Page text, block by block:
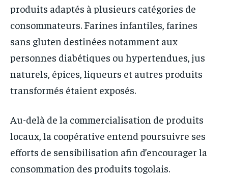
produits adaptés à plusieurs catégories de
consommateurs. Farines infantiles, farines
sans gluten destinées notamment aux
personnes diabétiques ou hypertendues, jus
naturels, épices, liqueurs et autres produits
transformés étaient exposés.
Au-delà de la commercialisation de produits
locaux, la coopérative entend poursuivre ses
efforts de sensibilisation afin d’encourager la
consommation des produits togolais.